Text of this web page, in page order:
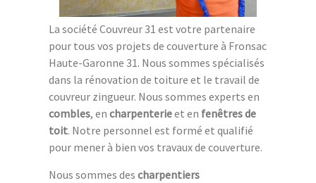
La société Couvreur 31 est votre partenaire
pour tous vos projets de couverture à Fronsac
Haute-Garonne 31. Nous sommes spécialisés
dans la rénovation de toiture et le travail de
couvreur zingueur. Nous sommes experts en
combles, en charpenterieet en fenêtres de
toit. Notre personnel est formé et qualifié
pour mener à bien vos travaux de couverture.
Nous sommes des charpentiers